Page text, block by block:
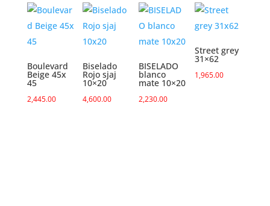
Boulevard
Beige 45x
45
2,445.00
Biselado
Rojo sjaj
10×20
4,600.00
BISELADO
blanco
mate 10×20
2,230.00
Street grey
31×62
1,965.00